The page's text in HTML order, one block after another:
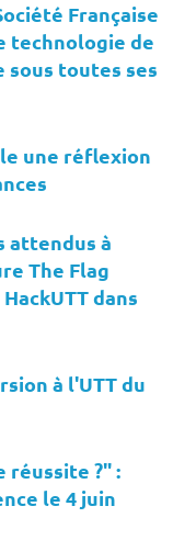
Française
technologie de
sous toutes ses
une réflexion
attendus à
The Flag
dans
à l'UTT du
réussite ?" :
le 4 juin